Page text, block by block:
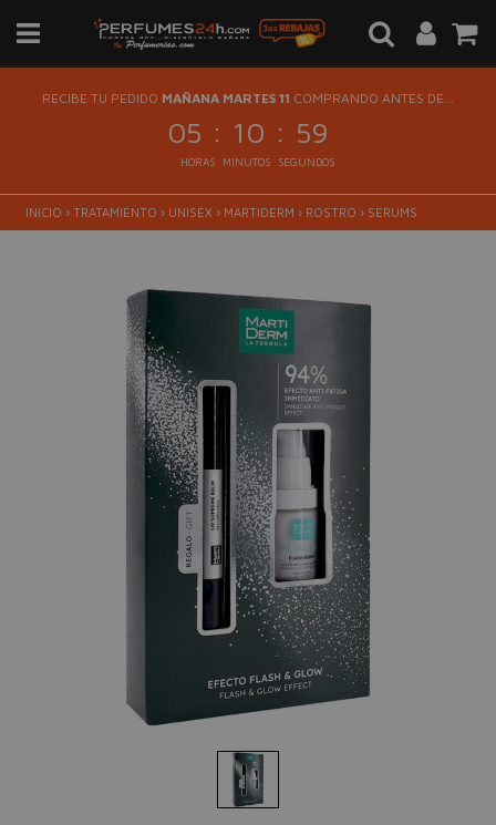
RECIBE TU PEDIDO MAÑANA MARTES 11 COMPRANDO ANTES DE...
05 : 10 : 59
HORAS MINUTOS SEGUNDOS
INICIO › TRATAMIENTO › UNISEX › MARTIDERM › ROSTRO › SERUMS